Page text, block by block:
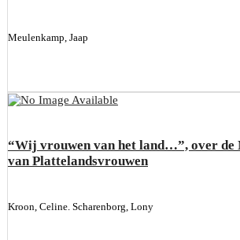
Meulenkamp, Jaap
“Wij vrouwen van het land…”, over de
van Plattelandsvrouwen
Kroon, Celine. Scharenborg, Lony